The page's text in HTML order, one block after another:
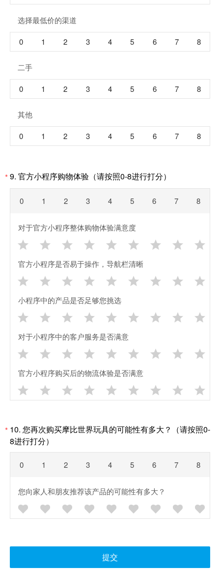
选择最低价的渠道
0 1 2 3 4 5 6 7 8
二手
0 1 2 3 4 5 6 7 8
其他
0 1 2 3 4 5 6 7 8
*9. 官方小程序购物体验（请按照0-8进行打分）
0 1 2 3 4 5 6 7 8
对于官方小程序整体购物体验满意度
        
官方小程序是否易于操作，导航栏清晰
        
小程序中的产品是否足够您挑选
        
对于小程序中的客户服务是否满意
        
官方小程序购买后的物流体验是否满意
        
* 10. 您再次购买摩比世界玩具的可能性有多大？（请按照0-
8进行打分）
0 1 2 3 4 5 6 7 8
您向家人和朋友推荐该产品的可能性有多大？
        
提交